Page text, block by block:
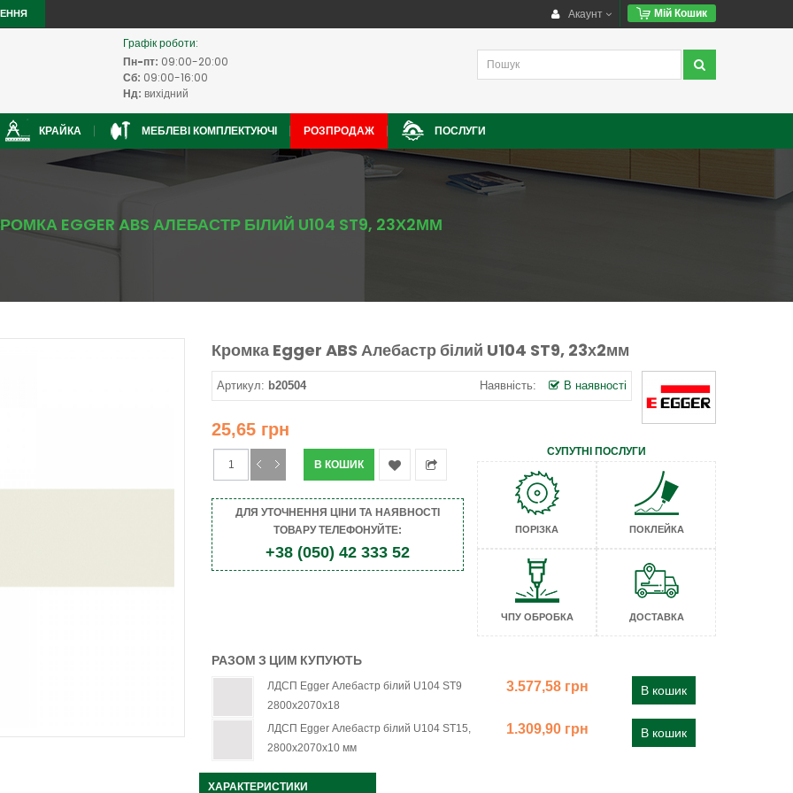
Акаунт Мій Кошик
Графік роботи:
Пн-пт: 09:00-20:00
Сб: 09:00-16:00
Нд: вихідний
КРАЙКА МЕБЛЕВІ КОМПЛЕКТУЮЧІ РОЗПРОДАЖ ПОСЛУГИ
EGGER ABS АЛЕБАСТР БІЛИЙ U104 ST9, 23Х2ММ
Кромка Egger ABS Алебастр білий U104 ST9, 23х2мм
Артикул: b20504 Наявність: В наявності
25,65 грн
ДЛЯ УТОЧНЕННЯ ЦІНИ ТА НАЯВНОСТІ
ТОВАРУ ТЕЛЕФОНУЙТЕ:
+38 (050) 42 333 52
СУПУТНІ ПОСЛУГИ
ПОРІЗКА ПОКЛЕЙКА
ЧПУ ОБРОБКА ДОСТАВКА
РАЗОМ З ЦИМ КУПУЮТЬ
ЛДСП Egger Алебастр білий U104 ST9
2800х2070х18
3.577,58 грн В кошик
ЛДСП Egger Алебастр білий U104 ST15,
2800х2070х10 мм
1.309,90 грн В кошик
ХАРАКТЕРИСТИКИ